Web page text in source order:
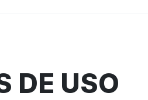
DE USO